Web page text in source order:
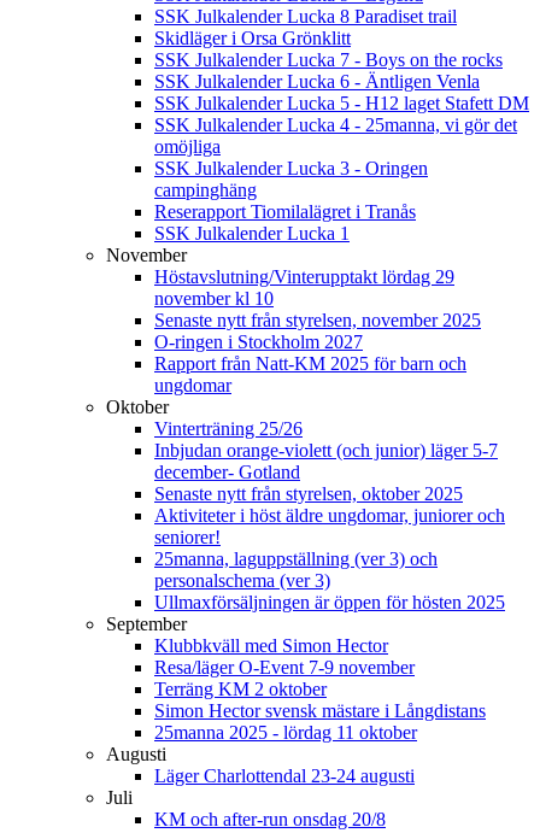
SSK Julkalender Lucka 8 Paradiset trail
Skidläger i Orsa Grönklitt
SSK Julkalender Lucka 7 - Boys on the rocks
SSK Julkalender Lucka 6 - Äntligen Venla
SSK Julkalender Lucka 5 - H12 laget Stafett DM
SSK Julkalender Lucka 4 - 25manna, vi gör det
omöjliga
SSK Julkalender Lucka 3 - Oringen
campinghäng
Reserapport Tiomilalägret i Tranås
SSK Julkalender Lucka 1
November
Höstavslutning/Vinterupptakt lördag 29
november kl 10
Senaste nytt från styrelsen, november 2025
O-ringen i Stockholm 2027
Rapport från Natt-KM 2025 för barn och
ungdomar
Oktober
Vinterträning 25/26
Inbjudan orange-violett (och junior) läger 5-7
december- Gotland
Senaste nytt från styrelsen, oktober 2025
Aktiviteter i höst äldre ungdomar, juniorer och
seniorer!
25manna, laguppställning (ver 3) och
personalschema (ver 3)
Ullmaxförsäljningen är öppen för hösten 2025
September
Klubbkväll med Simon Hector
Resa/läger O-Event 7-9 november
Terräng KM 2 oktober
Simon Hector svensk mästare i Långdistans
25manna 2025 - lördag 11 oktober
Augusti
Läger Charlottendal 23-24 augusti
Juli
KM och after-run onsdag 20/8